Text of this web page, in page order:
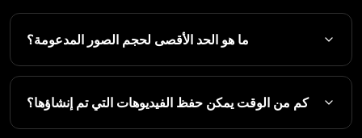
ما هو الحد الأقصى لحجم الصور المدعومة؟
كم من الوقت يمكن حفظ الفيديوهات التي تم إنشاؤها؟